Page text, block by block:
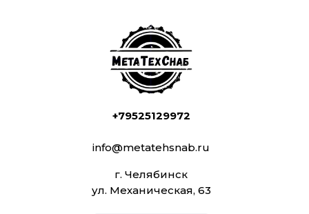
+79525129972
info@metatehsnab.ru
г. Челябинск
ул. Механическая, 63